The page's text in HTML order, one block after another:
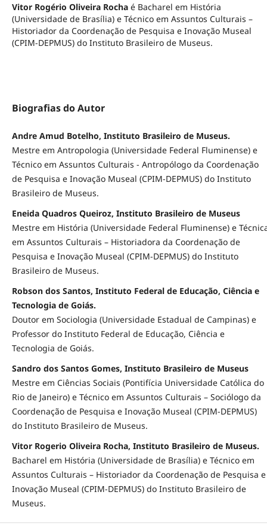
Vitor Rogério Oliveira Rochaé Bacharel em História
(Universidade de Brasília) e Técnico em Assuntos Culturais –
Historiador da Coordenação de Pesquisa e Inovação Museal
(CPIM-DEPMUS) do Instituto Brasileiro de Museus.
Biografias do Autor
Andre Amud Botelho, Instituto Brasileiro de Museus.
Mestre em Antropologia (Universidade Federal Fluminense) e
Técnico em Assuntos Culturais - Antropólogo da Coordenação
de Pesquisa e Inovação Museal (CPIM-DEPMUS) do Instituto
Brasileiro de Museus.
Eneida Quadros Queiroz, Instituto Brasileiro de Museus
Mestre em História (Universidade Federal Fluminense) e
em Assuntos Culturais – Historiadora da Coordenação de
Pesquisa e Inovação Museal (CPIM-DEPMUS) do Instituto
Brasileiro de Museus.
Robson dos Santos, Instituto Federal de Educação, Ciência e
Tecnologia de Goiás.
Doutor em Sociologia (Universidade Estadual de Campinas) e
Professor do Instituto Federal de Educação, Ciência e
Tecnologia de Goiás.
Sandro dos Santos Gomes, Instituto Brasileiro de Museus
Mestre em Ciências Sociais (Pontifícia Universidade Católica do
Rio de Janeiro) e Técnico em Assuntos Culturais – Sociólogo da
Coordenação de Pesquisa e Inovação Museal (CPIM-DEPMUS)
do Instituto Brasileiro de Museus.
Vitor Rogerio Oliveira Rocha, Instituto Brasileiro de Museus.
Bacharel em História (Universidade de Brasília) e Técnico em
Assuntos Culturais – Historiador da Coordenação de Pesquisa e
Inovação Museal (CPIM-DEPMUS) do Instituto Brasileiro de
Museus.